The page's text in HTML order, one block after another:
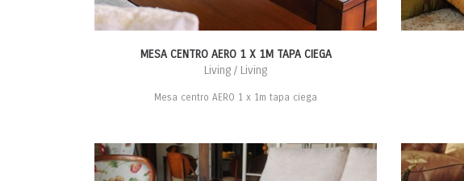
MESA CENTRO AERO 1 X 1M TAPA CIEGA
Living / Living
Mesa centro AERO 1 x 1m tapa ciega